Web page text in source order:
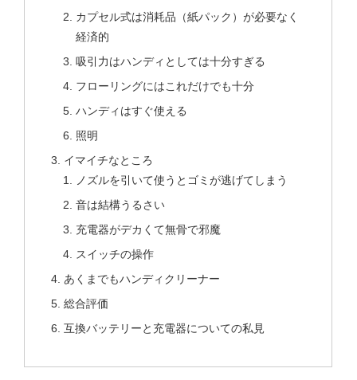
カプセル式は消耗品（紙パック）が必要なく
経済的
吸引力はハンディとしては十分すぎる
フローリングにはこれだけでも十分
ハンディはすぐ使える
照明
イマイチなところ
ノズルを引いて使うとゴミが逃げてしまう
音は結構うるさい
充電器がデカくて無骨で邪魔
スイッチの操作
あくまでもハンディクリーナー
総合評価
互換バッテリーと充電器についての私見